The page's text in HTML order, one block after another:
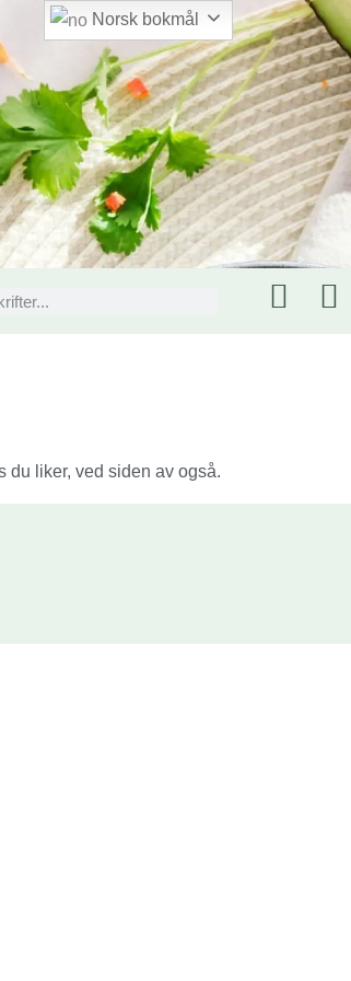
du liker, ved siden av også.
Norsk bokmål